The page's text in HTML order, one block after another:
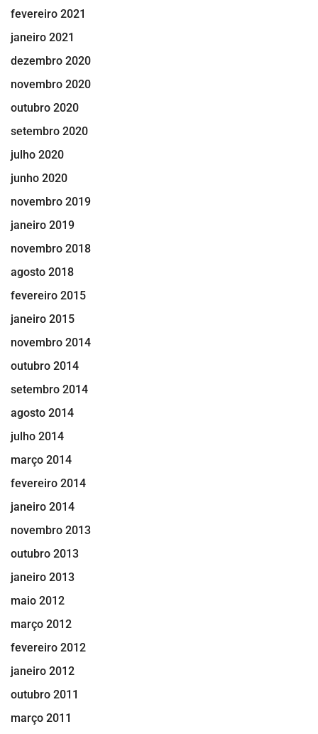
fevereiro 2021
janeiro 2021
dezembro 2020
novembro 2020
outubro 2020
setembro 2020
julho 2020
junho 2020
novembro 2019
janeiro 2019
novembro 2018
agosto 2018
fevereiro 2015
janeiro 2015
novembro 2014
outubro 2014
setembro 2014
agosto 2014
julho 2014
março 2014
fevereiro 2014
janeiro 2014
novembro 2013
outubro 2013
janeiro 2013
maio 2012
março 2012
fevereiro 2012
janeiro 2012
outubro 2011
março 2011